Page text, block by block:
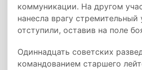
коммуникации. На другом
нанесла врагу
отступили, оставив на поле
Одиннадцать советских
командованием старшего